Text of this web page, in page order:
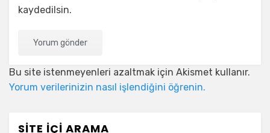
kaydedilsin.
Bu site istenmeyenleri azaltmak için Akismet kullanır.
Yorum verilerinizin nasıl işlendiğini öğrenin.
SITE İÇI ARAMA